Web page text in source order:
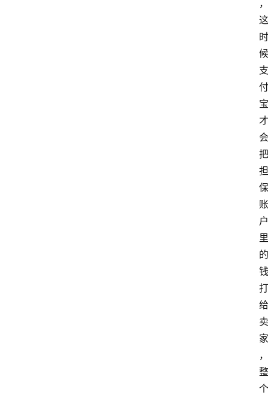
，
这
时
候
支
付
宝
才
会
把
担
保
账
户
里
的
钱
打
给
卖
家
，
整
个